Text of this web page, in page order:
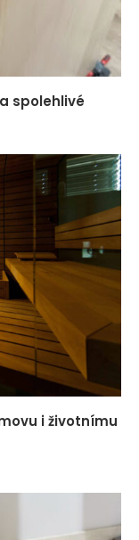
spolehlivé
i životnímu